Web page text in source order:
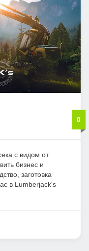
0
с видом от
бизнес и
заготовка
в Lumberjack's